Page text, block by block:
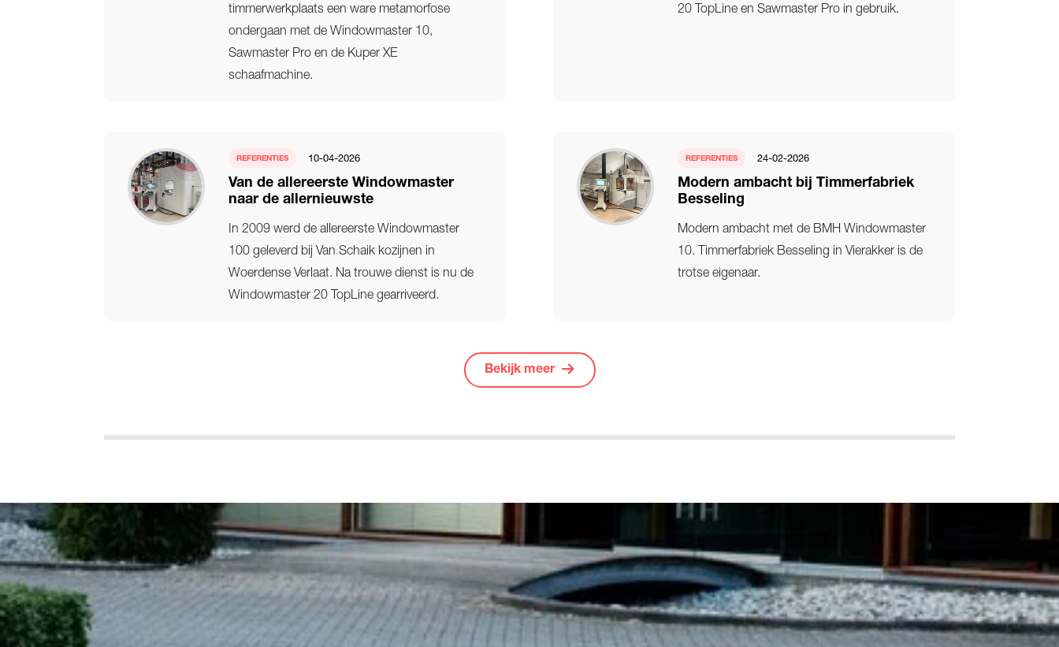
timmerwerkplaats een ware metamorfose
ondergaan met de Windowmaster 10,
Sawmaster Pro en de Kuper XE
schaafmachine.
20 TopLine en Sawmaster Pro in gebruik.
REFERENTIES 10-04-2026
Van de allereerste Windowmaster
naar de allernieuwste
In 2009 werd de allereerste Windowmaster
100 geleverd bij Van Schaik kozijnen in
Woerdense Verlaat. Na trouwe dienst is nu de
Windowmaster 20 TopLine gearriveerd.
REFERENTIES 24-02-2026
Modern ambacht bij Timmerfabriek
Besseling
Modern ambacht met de BMH Windowmaster
10. Timmerfabriek Besseling in Vierakker is de
trotse eigenaar.
Bekijk meer